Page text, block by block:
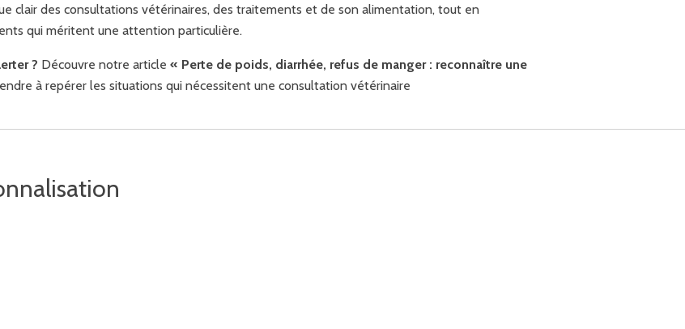
clair des consultations vétérinaires, des traitements et de son alimentation, tout en
qui méritent une attention particulière.
? Découvre notre article « Perte de poids, diarrhée, refus de manger : reconnaître une
à repérer les situations qui nécessitent une consultation vétérinaire